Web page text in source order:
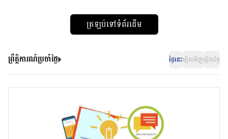
ត្រឡប់ទៅទំព័រដើម
ព្រឹត្តិការណ៍ប្រចាំថ្ងៃ ថ្ងៃនេះម្សិលមិញម្សិលម្ងៃ